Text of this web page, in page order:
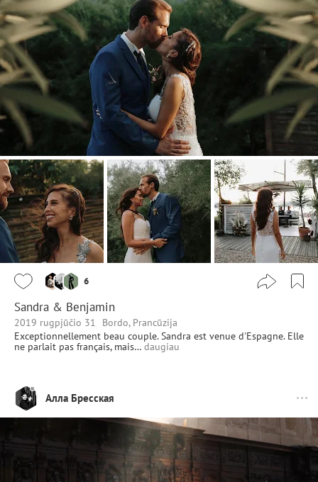
6
Sandra & Benjamin
2019 rugpjūčio 31
Bordo, Prancūzija
Exceptionnellement beau couple. Sandra est venue d'Espagne. Elle
ne parlait pas français, mais… daugiau
Алла Бресская